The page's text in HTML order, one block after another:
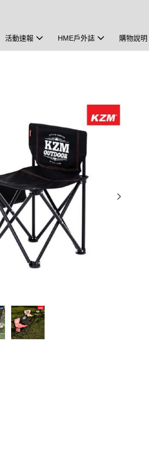
活動速報 HME戶外誌 購物說明